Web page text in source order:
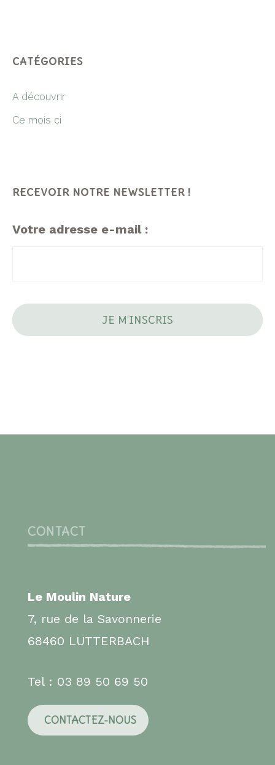
CATÉGORIES
A découvrir
Ce mois ci
RECEVOIR NOTRE NEWSLETTER !
Votre adresse e-mail :
CONTACT
Le Moulin Nature
7, rue de la Savonnerie
68460 LUTTERBACH
Tel : 03 89 50 69 50
CONTACTEZ-NOUS